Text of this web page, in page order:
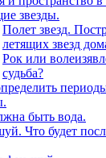
звезды.
Полет звезд.
летящих звезд
Рок или
судьба?
быть вода.
Что будет